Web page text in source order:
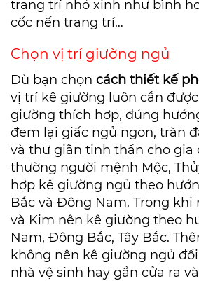
trang trí nhỏ xinh như bình
cốc nến trang trí…
Chọn vị trí giường ngủ
Dù bạn chọn cách thiết kế
vị trí kê giường luôn cần
giường thích hợp, đúng
đem lại giấc ngủ ngon, tràn
và thư giãn tinh thần cho gia
thường người mệnh Mộc,
hợp kê giường ngủ theo
Bắc và Đông Nam. Trong khi
và Kim nên kê giường theo
Nam, Đông Bắc, Tây Bắc.
không nên kê giường ngủ
nhà vệ sinh hay gần cửa ra